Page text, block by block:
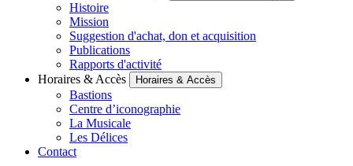
Histoire
Mission
Suggestion d'achat, don et acquisition
Publications
Rapports d'activité
Horaires & Accès
Horaires & Accès
Bastions
Centre d’iconographie
La Musicale
Les Délices
Contact